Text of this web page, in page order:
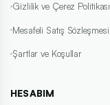
Gizlilik ve Çerez Politikası
Mesafeli Satış Sözleşmesi
Şartlar ve Koşullar
HESABIM